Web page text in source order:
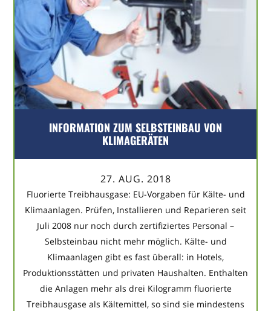
INFORMATION ZUM SELBSTEINBAU VON
KLIMAGERÄTEN
27. AUG. 2018
Fluorierte Treibhausgase: EU-Vorgaben für Kälte- und
Klimaanlagen. Prüfen, Installieren und Reparieren seit
Juli 2008 nur noch durch zertifiziertes Personal –
Selbsteinbau nicht mehr möglich. Kälte- und
Klimaanlagen gibt es fast überall: in Hotels,
Produktionsstätten und privaten Haushalten. Enthalten
die Anlagen mehr als drei Kilogramm fluorierte
Treibhausgase als Kältemittel, so sind sie mindestens